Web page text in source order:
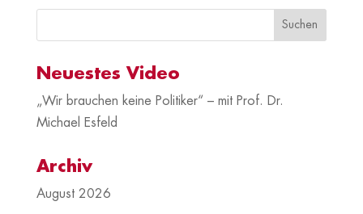
Neuestes Video
„Wir brauchen keine Politiker“ – mit Prof. Dr.
Michael Esfeld
Archiv
August 2026